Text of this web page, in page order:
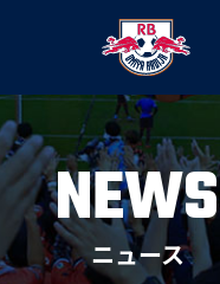
NEWS
ニュース